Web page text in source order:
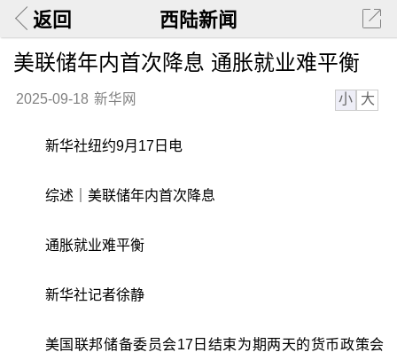
返回 西陆新闻
美联储年内首次降息 通胀就业难平衡
2025-09-18 新华网 小 大
新华社纽约9月17日电
综述｜美联储年内首次降息
通胀就业难平衡
新华社记者徐静
美国联邦储备委员会17日结束为期两天的货币政策会